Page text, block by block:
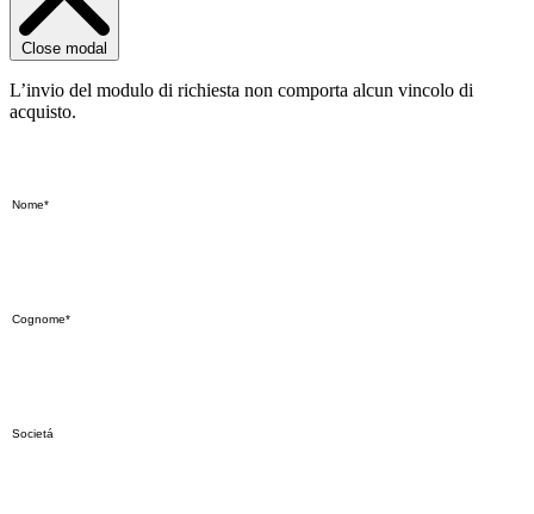
Close modal
L’invio del modulo di richiesta non comporta alcun vincolo di
acquisto.